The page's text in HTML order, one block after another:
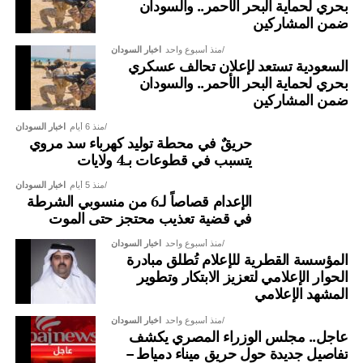
بحري لحماية البحر الأحمر.. والسودان
ضمن المشاركين
اخبار السودان منذ أسبوع واحد
السعودية تستعد لإعلان تحالف عسكري
بحري لحماية البحر الأحمر.. والسودان
ضمن المشاركين
اخبار السودان منذ 6 أيام
حريقٌ في محطة توليد كهرباء سد مروي
يتسبب في قطوعات بـ4 ولايات
اخبار السودان منذ 5 أيام
الإعدام قصاصاً لـ6 من منسوبي الشرطة
في قضية تعذيب محتجز حتى الموت
اخبار السودان منذ أسبوع واحد
المؤسسة القطرية للإعلام تُطلق مبادرة
الحوار الإعلامي لتعزيز الابتكار وتطوير
المشهد الإعلامي
اخبار السودان منذ أسبوع واحد
عاجل.. مجلس الوزراء المصري يكشف
تفاصيل جديدة حول حريق ميناء دمياط –